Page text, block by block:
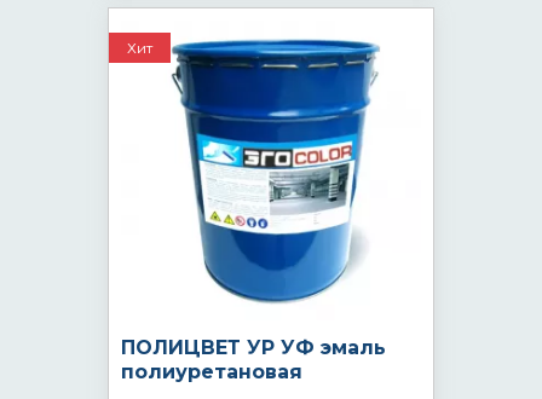
Хит
ПОЛИЦВЕТ УР УФ эмаль
полиуретановая